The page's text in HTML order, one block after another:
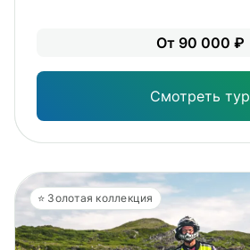
От 90 000 ₽
Смотреть тур
⭐️ Золотая коллекция